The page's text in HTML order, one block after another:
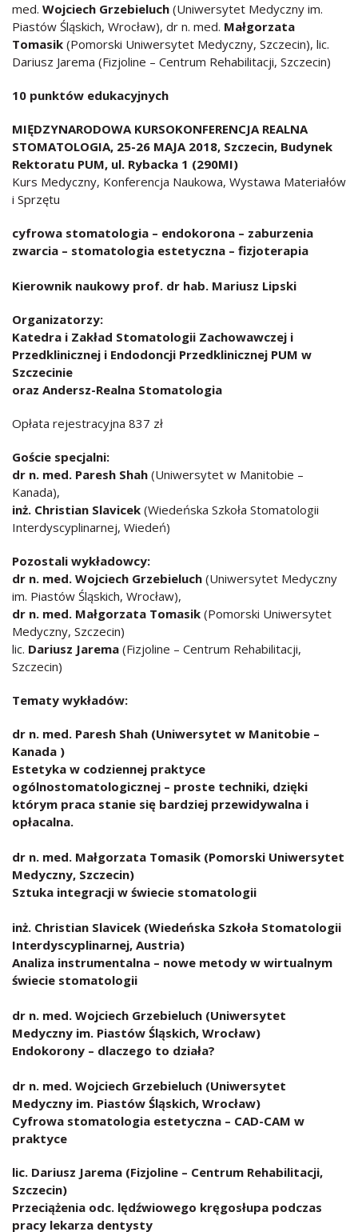
med. Wojciech Grzebieluch (Uniwersytet Medyczny im.
Piastów Śląskich, Wrocław), dr n. med. Małgorzata
Tomasik (Pomorski Uniwersytet Medyczny, Szczecin), lic.
Dariusz Jarema (Fizjoline – Centrum Rehabilitacji, Szczecin)
10 punktów edukacyjnych
MIĘDZYNARODOWA KURSOKONFERENCJA REALNA
STOMATOLOGIA, 25-26 MAJA 2018, Szczecin, Budynek
Rektoratu PUM, ul. Rybacka 1 (290MI)
Kurs Medyczny, Konferencja Naukowa, Wystawa Materiałów
i Sprzętu
cyfrowa stomatologia – endokorona – zaburzenia
zwarcia – stomatologia estetyczna – fizjoterapia
Kierownik naukowy prof. dr hab. Mariusz Lipski
Organizatorzy:
Katedra i Zakład Stomatologii Zachowawczej i
Przedklinicznej i Endodoncji Przedklinicznej PUM w
Szczecinie
oraz Andersz-Realna Stomatologia
Opłata rejestracyjna 837 zł
Goście specjalni:
dr n. med. Paresh Shah (Uniwersytet w Manitobie –
Kanada),
inż. Christian Slavicek (Wiedeńska Szkoła Stomatologii
Interdyscyplinarnej, Wiedeń)
Pozostali wykładowcy:
dr n. med. Wojciech Grzebieluch (Uniwersytet Medyczny
im. Piastów Śląskich, Wrocław),
dr n. med. Małgorzata Tomasik (Pomorski Uniwersytet
Medyczny, Szczecin)
lic. Dariusz Jarema (Fizjoline – Centrum Rehabilitacji,
Szczecin)
Tematy wykładów:
dr n. med. Paresh Shah (Uniwersytet w Manitobie –
Kanada )
Estetyka w codziennej praktyce
ogólnostomatologicznej – proste techniki, dzięki
którym praca stanie się bardziej przewidywalna i
opłacalna.
dr n. med. Małgorzata Tomasik (Pomorski Uniwersytet
Medyczny, Szczecin)
Sztuka integracji w świecie stomatologii
inż. Christian Slavicek (Wiedeńska Szkoła Stomatologii
Interdyscyplinarnej, Austria)
Analiza instrumentalna – nowe metody w wirtualnym
świecie stomatologii
dr n. med. Wojciech Grzebieluch (Uniwersytet
Medyczny im. Piastów Śląskich, Wrocław)
Endokorony – dlaczego to działa?
dr n. med. Wojciech Grzebieluch (Uniwersytet
Medyczny im. Piastów Śląskich, Wrocław)
Cyfrowa stomatologia estetyczna – CAD-CAM w
praktyce
lic. Dariusz Jarema (Fizjoline – Centrum Rehabilitacji,
Szczecin)
Przeciążenia odc. lędźwiowego kręgosłupa podczas
pracy lekarza dentysty